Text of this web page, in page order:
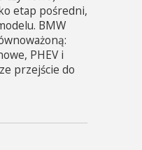
etap pośredni,
BMW
PHEV i
przejście do